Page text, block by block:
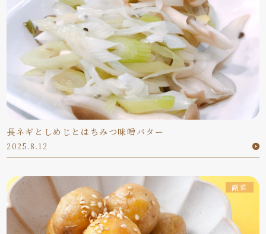
長ネギとしめじとはちみつ味噌バター
2025.8.12
副菜